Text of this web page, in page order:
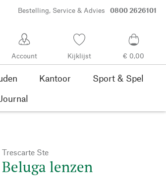
Bestelling, Service & Advies 0800 2626101
Account Kijklijst € 0,00
Kantoor
Sport & Spel
Journal
Trescarte Ste
Beluga lenzen